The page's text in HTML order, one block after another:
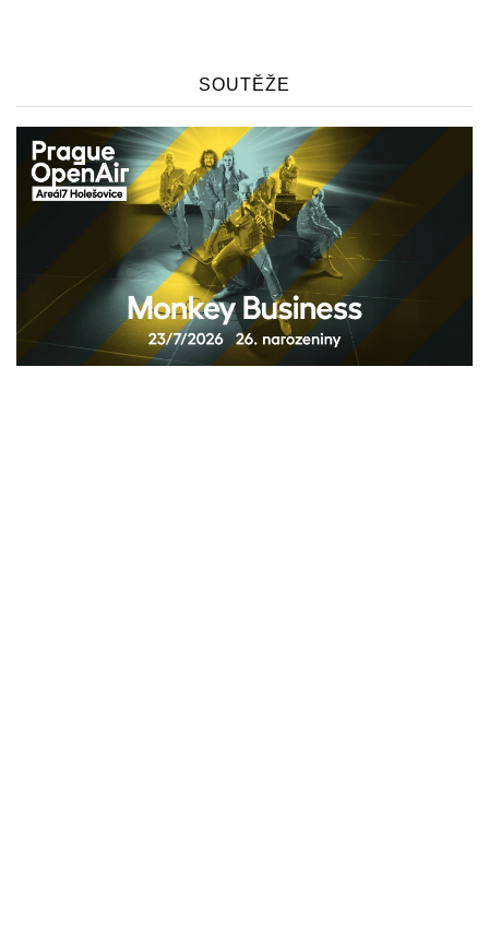
SOUTĚŽE